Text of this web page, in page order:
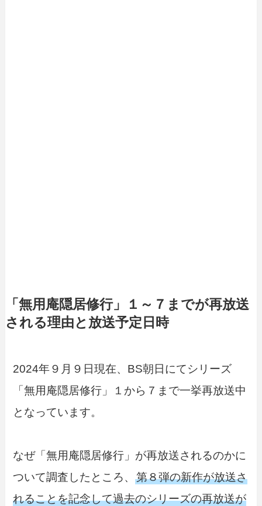
「無用庵隠居修行」１～７までが再放送
される理由と放送予定日時
2024年９月９日現在、BS朝日にてシリーズ
「無用庵隠居修行」１から７まで一挙再放送中
となっています。
なぜ「無用庵隠居修行」が再放送されるのかに
ついて調査したところ、第８弾の新作が放送さ
れることを記念して過去のシリーズの再放送が